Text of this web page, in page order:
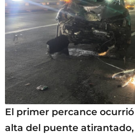
El primer percance
alta del puente